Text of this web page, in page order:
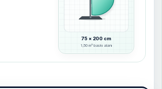
75 × 200 cm
1,50 m² baskı alanı